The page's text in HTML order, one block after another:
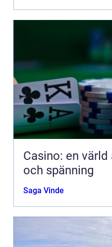
Casino: en
och spänning
Saga Vinde